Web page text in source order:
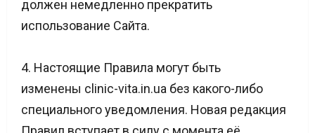
должен немедленно прекратить
использование Сайта.
4. Настоящие Правила могут быть
изменены clinic-vita.in.ua без какого-либо
специального уведомления. Новая редакция